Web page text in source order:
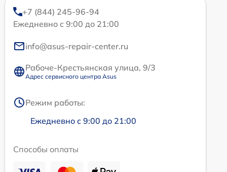
+7 (844) 245-96-94
Ежедневно с 9:00 до 21:00
info@asus-repair-center.ru
Рабоче-Крестьянская улица, 9/3
Адрес сервисного центра Asus
Режим работы:
Ежедневно с 9:00 до 21:00
Способы оплаты